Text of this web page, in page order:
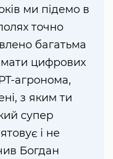
ми підемо в
точно
багатьма
цифрових
агронома,
з яким ти
супер
і не
Богдан